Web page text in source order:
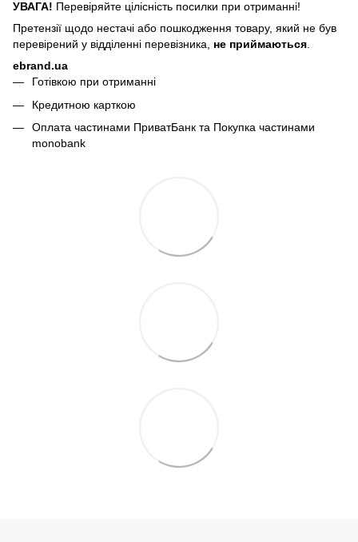
УВАГА! Перевіряйте цілісність посилки при отриманні!
Претензії щодо нестачі або пошкодження товару, який не був
перевірений у відділенні перевізника, не приймаються
ebrand.ua
Готівкою при отриманні
Кредитною карткою
Оплата частинами ПриватБанк та Покупка частинами
monobank